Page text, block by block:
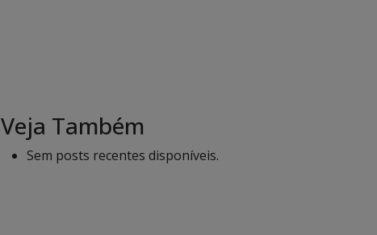
Veja Também
Sem posts recentes disponíveis.